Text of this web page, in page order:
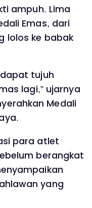
ampuh. Lima
Emas, dari
lolos ke babak
dapat tujuh
lagi,” ujarnya
Medali
para atlet
berangkat
yang